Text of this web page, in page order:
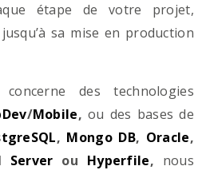
étape de votre projet,
sa mise en production
des technologies
/Mobile, ou des bases de
, Mongo DB, Oracle,
Server ou Hyperfile, nous